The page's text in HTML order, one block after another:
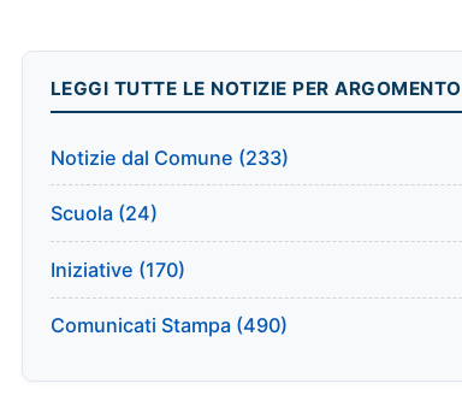
LEGGI TUTTE LE NOTIZIE PER ARGOMENTO
Notizie dal Comune (233)
Scuola (24)
Iniziative (170)
Comunicati Stampa (490)